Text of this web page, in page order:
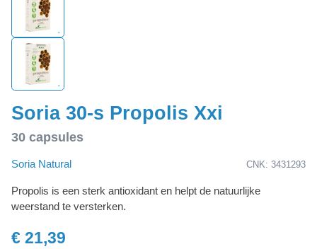
Soria 30-s Propolis Xxi
30 capsules
Soria Natural CNK: 3431293
Propolis is een sterk antioxidant en helpt de natuurlijke
weerstand te versterken.
€ 21,39